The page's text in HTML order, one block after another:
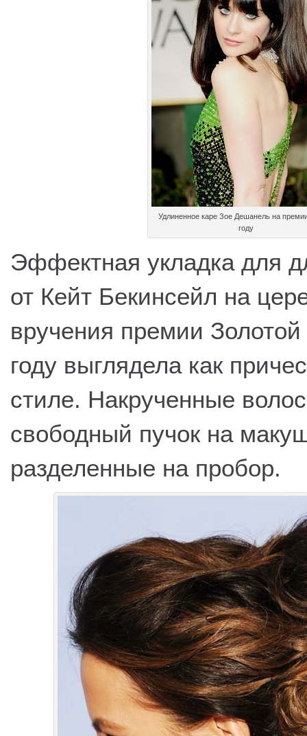
Удлиненное каре Зое Дешанель на
году
Эффектная укладка для
от Кейт Бекинсейл на
вручения премии
году выглядела как
стиле. Накрученные
свободный пучок на
разделенные на пробор.